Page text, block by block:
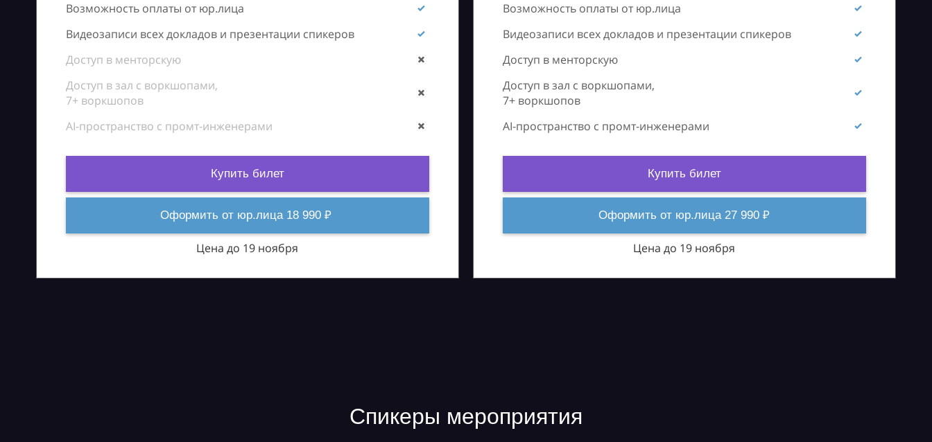
Возможность оплаты от юр.лица
Видеозаписи всех докладов и презентации спикеров
Доступ в менторскую
Доступ в зал с воркшопами,
7+ воркшопов
AI-пространство с промт-инженерами
Купить билет
Оформить от юр.лица 18 990 ₽
Цена до 19 ноября
Возможность оплаты от юр.лица
Видеозаписи всех докладов и презентации спикеров
Доступ в менторскую
Доступ в зал с воркшопами,
7+ воркшопов
AI-пространство с промт-инженерами
Купить билет
Оформить от юр.лица 27 990 ₽
Цена до 19 ноября
Спикеры мероприятия